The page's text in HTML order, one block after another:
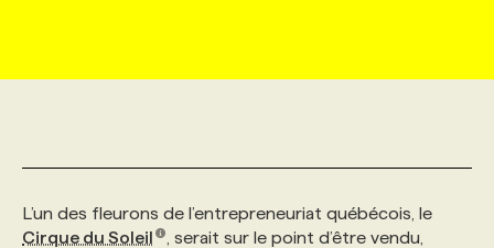
L’un des fleurons de l’entrepreneuriat québécois, le
Cirque du Soleil
, serait sur le point d’être vendu,